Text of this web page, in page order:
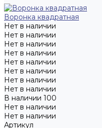
Воронка квадратная
Нет в наличии
Нет в наличии
Нет в наличии
Нет в наличии
Нет в наличии
Нет в наличии
Нет в наличии
Нет в наличии
В наличии 100
Нет в наличии
Нет в наличии
Артикул